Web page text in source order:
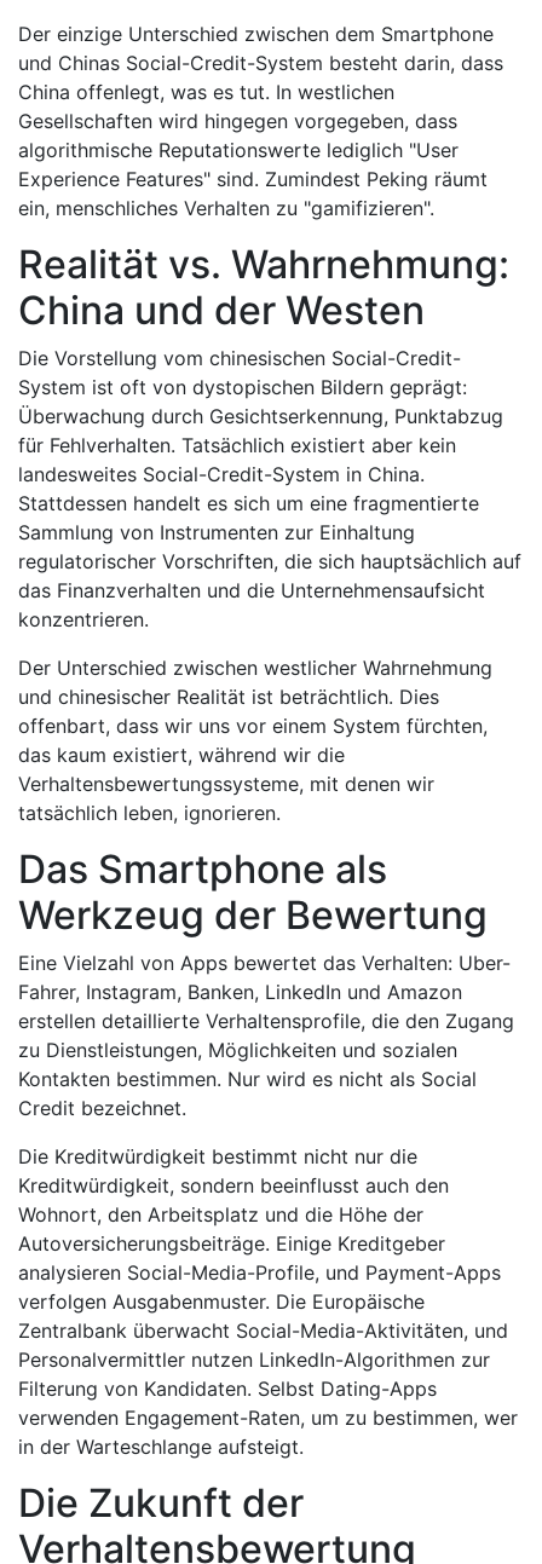
Der einzige Unterschied zwischen dem Smartphone
und Chinas Social-Credit-System besteht darin, dass
China offenlegt, was es tut. In westlichen
Gesellschaften wird hingegen vorgegeben, dass
algorithmische Reputationswerte lediglich "User
Experience Features" sind. Zumindest Peking räumt
ein, menschliches Verhalten zu "gamifizieren".
Realität vs. Wahrnehmung:
China und der Westen
Die Vorstellung vom chinesischen Social-Credit-
System ist oft von dystopischen Bildern geprägt:
Überwachung durch Gesichtserkennung, Punktabzug
für Fehlverhalten. Tatsächlich existiert aber kein
landesweites Social-Credit-System in China.
Stattdessen handelt es sich um eine fragmentierte
Sammlung von Instrumenten zur Einhaltung
regulatorischer Vorschriften, die sich hauptsächlich auf
das Finanzverhalten und die Unternehmensaufsicht
konzentrieren.
Der Unterschied zwischen westlicher Wahrnehmung
und chinesischer Realität ist beträchtlich. Dies
offenbart, dass wir uns vor einem System fürchten,
das kaum existiert, während wir die
Verhaltensbewertungssysteme, mit denen wir
tatsächlich leben, ignorieren.
Das Smartphone als
Werkzeug der Bewertung
Eine Vielzahl von Apps bewertet das Verhalten: Uber-
Fahrer, Instagram, Banken, LinkedIn und Amazon
erstellen detaillierte Verhaltensprofile, die den Zugang
zu Dienstleistungen, Möglichkeiten und sozialen
Kontakten bestimmen. Nur wird es nicht als Social
Credit bezeichnet.
Die Kreditwürdigkeit bestimmt nicht nur die
Kreditwürdigkeit, sondern beeinflusst auch den
Wohnort, den Arbeitsplatz und die Höhe der
Autoversicherungsbeiträge. Einige Kreditgeber
analysieren Social-Media-Profile, und Payment-Apps
verfolgen Ausgabenmuster. Die Europäische
Zentralbank überwacht Social-Media-Aktivitäten, und
Personalvermittler nutzen LinkedIn-Algorithmen zur
Filterung von Kandidaten. Selbst Dating-Apps
verwenden Engagement-Raten, um zu bestimmen, wer
in der Warteschlange aufsteigt.
Die Zukunft der
Verhaltensbewertung